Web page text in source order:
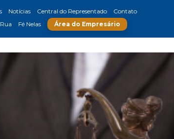
Notícias Central do Representado
Contato
Fé Nelas Área do Empresário